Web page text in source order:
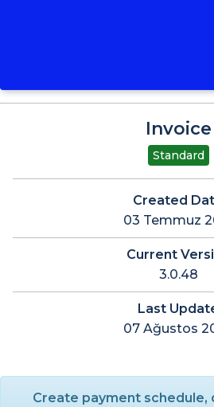
Invoice
Standard
Created
03 Temmuz
Current
3.0.48
Last
07 Ağustos
Create payment schedule,